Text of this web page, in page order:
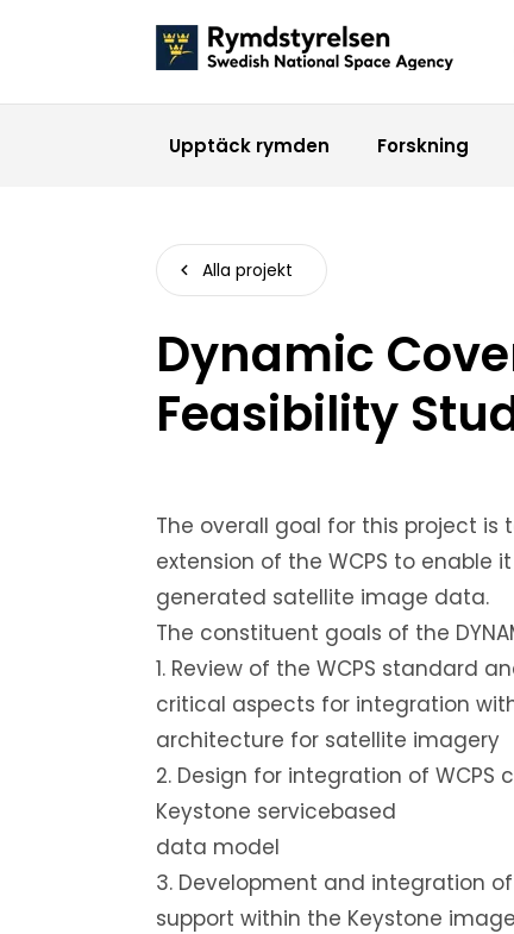
Upptäck rymden Forskning
Alla projekt
Dynamic
Feasibility
The overall goal for this project is
extension of the WCPS to enable
generated satellite image data.
The constituent goals of the
1. Review of the WCPS standard
critical aspects for integration
architecture for satellite imagery
2. Design for integration of WCPS
Keystone servicebased
data model
3. Development and integration
support within the Keystone